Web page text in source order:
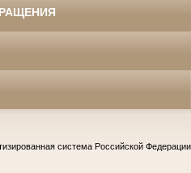
система Российской